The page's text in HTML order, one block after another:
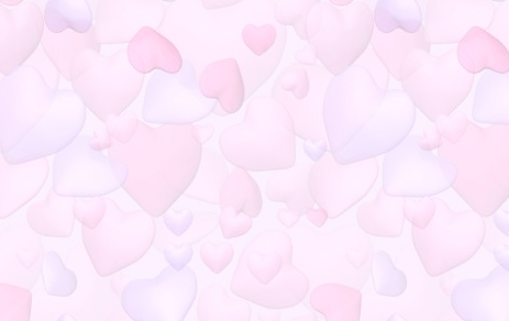
Fit & Firm หุ่นดีใครๆก็มีได้ จริงๆ
Fit & Firm ขยัน อดทน มีวินัย ใฝ่
Fit & Firm บลอควันนี้ยาวมาก !!
Fit & Firm หยุดเขียนไปหลายวัน
this week